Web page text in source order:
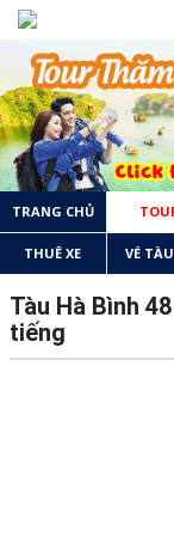
TRANG CHỦ
THUÊ XE VÉ
Tàu Hà Bình
tiếng